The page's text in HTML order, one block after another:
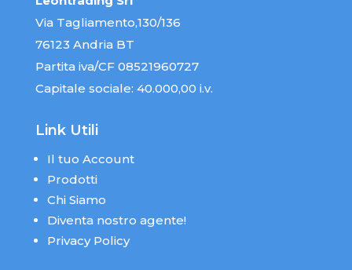
Via Tagliamento,130/136
76123 Andria BT
Partita iva/CF 08521960727
Capitale sociale: 40.000,00 i.v.
Link Utili
Il tuo Account
Prodotti
Chi Siamo
Diventa nostro agente!
Privacy Policy